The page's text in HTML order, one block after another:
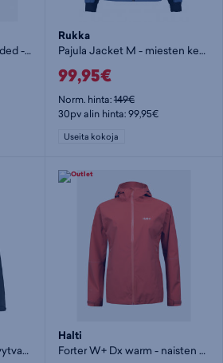
SUPERDRY Fuji Lite Padded - miesten kevytvanutakki
Rukka
Pajula Jacket M - miesten kevytvanutakki
99,95€
Norm. hinta:149€
30pv alin hinta: 99,95€
Useita kokoja
Barbeau M - miesten kevytvanutakki
Halti
Forter W+ Dx warm - naisten kevytvanutakki